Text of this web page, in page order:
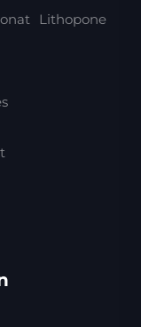
Lithopone